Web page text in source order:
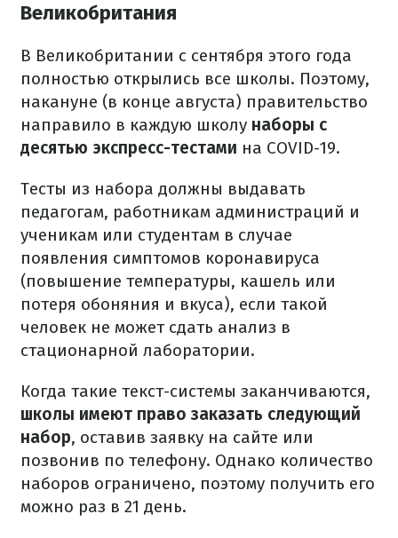
Великобритания
В Великобритании с сентября этого года
полностью открылись все школы. Поэтому,
накануне (в конце августа) правительство
направило в каждую школу наборы с
десятью экспресс-тестами на COVID-19.
Тесты из набора должны выдавать
педагогам, работникам администраций и
ученикам или студентам в случае
появления симптомов коронавируса
(повышение температуры, кашель или
потеря обоняния и вкуса), если такой
человек не может сдать анализ в
стационарной лаборатории.
Когда такие текст-системы заканчиваются,
школы имеют право заказать следующий
набор, оставив заявку на сайте или
позвонив по телефону. Однако количество
наборов ограничено, поэтому получить его
можно раз в 21 день.